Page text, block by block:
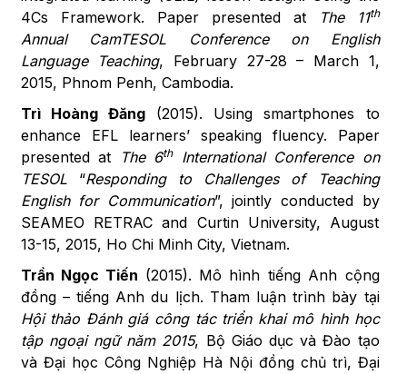
4Cs Framework. Paper presented at
The 11th
Annual CamTESOL Conference on English
Language Teaching, February 27-28 – March 1,
2015, Phnom Penh, Cambodia.
Trì Hoàng Đăng (2015). Using smartphones to
enhance EFL learners’ speaking fluency. Paper
presented at
The 6thInternational Conference on
TESOL “Responding to Challenges of Teaching
English for Communication”, jointly conducted by
SEAMEO RETRAC and Curtin University, August
13-15, 2015, Ho Chi Minh City, Vietnam.
Trần Ngọc Tiến (2015). Mô hình tiếng Anh cộng
đồng – tiếng Anh du lịch. Tham luận trình bày tại
Hội thảo Đánh giá công tác triển khai mô hình học
tập ngoại ngữ năm 2015, Bộ Giáo dục và Đào tạo
và Đại học Công Nghiệp Hà Nội đồng chủ trì, Đại